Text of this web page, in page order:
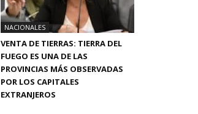
NACIONALES
VENTA DE TIERRAS: TIERRA DEL
FUEGO ES UNA DE LAS
PROVINCIAS MÁS OBSERVADAS
POR LOS CAPITALES
EXTRANJEROS